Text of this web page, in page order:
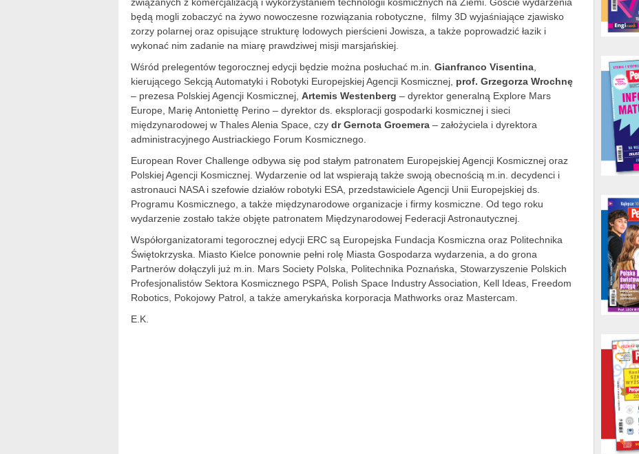
będą mogli zobaczyć na żywo nowoczesne rozwiązania robotyczne, filmy 3D wyjaśniające zjawisko
zorzy polarnej oraz opisujące strukturę lodowych pierścieni Jowisza, a także poprowadzić łazik i
wykonać nim zadanie na miarę prawdziwej misji marsjańskiej.
Wśród prelegentów tegorocznej edycji będzie można posłuchać m.in. Gianfranco Visentina
kierującego Sekcją Automatyki i Robotyki Europejskiej Agencji Kosmicznej, prof. Grzegorza Wrochnę
– prezesa Polskiej Agencji Kosmicznej, Artemis Westenberg – dyrektor generalną Explore Mars
Europe, Marię Antoniettę Perino – dyrektor ds. eksploracji gospodarki kosmicznej i sieci
międzynarodowej w Thales Alenia Space, czy dr Gernota Groemera – założyciela i dyrektora
administracyjnego Austriackiego Forum Kosmicznego.
European Rover Challenge odbywa się pod stałym patronatem Europejskiej Agencji Kosmicznej oraz
Polskiej Agencji Kosmicznej. Wydarzenie od lat wspierają także swoją obecnością m.in. decydenci i
astronauci NASA i szefowie działów robotyki ESA, przedstawiciele Agencji Unii Europejskiej ds.
Programu Kosmicznego, a także międzynarodowe organizacje i firmy kosmiczne. Od tego roku
wydarzenie zostało także objęte patronatem Międzynarodowej Federacji Astronautycznej.
Współorganizatorami tegorocznej edycji ERC są Europejska Fundacja Kosmiczna oraz Politechnika
Świętokrzyska. Miasto Kielce ponownie pełni rolę Miasta Gospodarza wydarzenia, a do grona
Partnerów dołączyli już m.in. Mars Society Polska, Politechnika Poznańska, Stowarzyszenie Polskich
Profesjonalistów Sektora Kosmicznego PSPA, Polish Space Industry Association, Kell Ideas, Freedom
Robotics, Pokojowy Patrol, a także amerykańska korporacja Mathworks oraz Mastercam.
E.K.